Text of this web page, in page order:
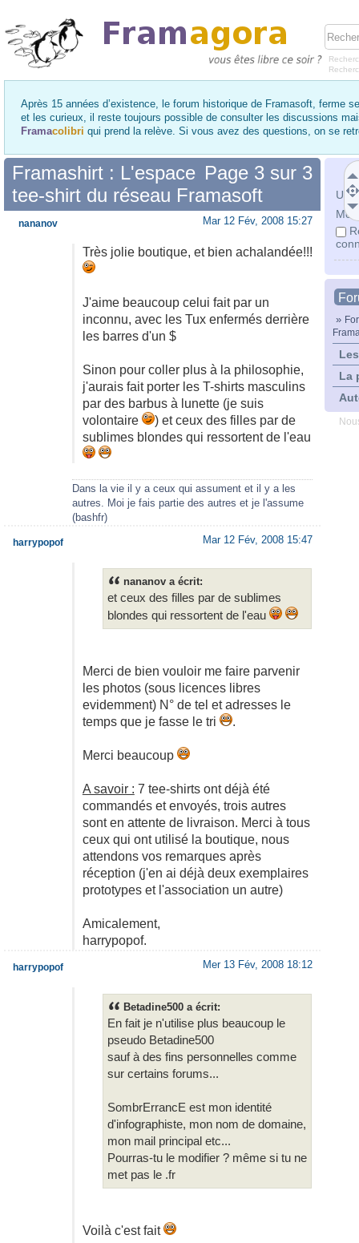
Après 15 années d’existence, le forum historique de Framasoft, ferme
et les curieux, il reste toujours possible de consulter les discussions
Framacolibri qui prend la relève. Si vous avez des questions, on se
Mot
»
La
Page 3 sur 3
Framashirt : L'espace
tee-shirt du réseau Framasoft
Mar 12 Fév, 2008 15:27
Très jolie boutique, et bien achalandée!!!
J'aime beaucoup celui fait par un
inconnu, avec les Tux enfermés derrière
les barres d'un $
Sinon pour coller plus à la philosophie,
j'aurais fait porter les T-shirts masculins
par des barbus à lunette (je suis
volontaire
) et ceux des filles par de
sublimes blondes qui ressortent de l'eau
Dans la vie il y a ceux qui assument et il y a les
autres. Moi je fais partie des autres et je l'assume
(bashfr)
nananov
Mar 12 Fév, 2008 15:47
nananov a écrit:
et ceux des filles par de sublimes
blondes qui ressortent de l'eau
Merci de bien vouloir me faire parvenir
les photos (sous licences libres
evidemment) N° de tel et adresses le
temps que je fasse le tri
.
Merci beaucoup
A savoir : 7 tee-shirts ont déjà été
commandés et envoyés, trois autres
sont en attente de livraison. Merci à tous
ceux qui ont utilisé la boutique, nous
attendons vos remarques après
réception (j'en ai déjà deux exemplaires
prototypes et l'association un autre)
Amicalement,
harrypopof.
harrypopof
Mer 13 Fév, 2008 18:12
Betadine500 a écrit:
En fait je n'utilise plus beaucoup le
pseudo Betadine500
sauf à des fins personnelles comme
sur certains forums...
SombrErrancE est mon identité
d'infographiste, mon nom de domaine,
mon mail principal etc...
Pourras-tu le modifier ? même si tu ne
met pas le .fr
Voilà c'est fait
harrypopof